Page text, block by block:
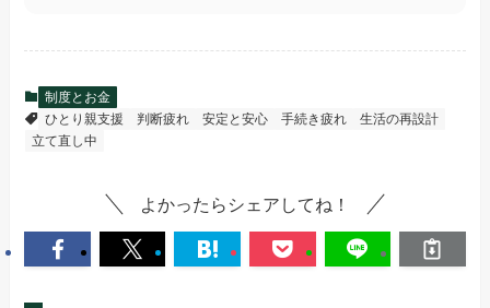
制度とお金
ひとり親支援
判断疲れ 安定と安心 手続き疲れ
生活の再設計
立て直し中
よかったらシェアしてね！